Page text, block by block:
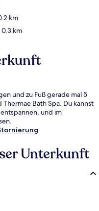
km
km
und zu Fuß gerade mal 5
Bath Spa. Du kannst
und im
Unterkunft